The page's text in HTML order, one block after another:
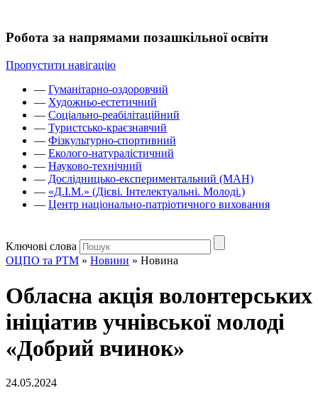
Робота за напрямами позашкільної освіти
Пропустити навігацію
— Гуманітарно-оздоровчий
— Художньо-естетичний
— Соціально-реабілітаційний
— Туристсько-краєзнавчий
— Фізкультурно-спортивний
— Еколого-натуралістичний
— Науково-технічний
— Дослідницько-експериментальний (МАН)
— «Д.І.М.» (Дієві. Інтелектуальні. Молоді.)
— Центр національно-патріотичного виховання
Ключові слова
ОЦПО та РТМ » Новини » Новина
Обласна акція волонтерських
ініціатив учнівської молоді
«Добрий вчинок»
24.05.2024